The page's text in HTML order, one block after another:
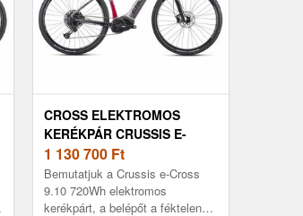
CROSS ELEKTROMOS
KERÉKPÁR CRUSSIS E-
CROSS 9.10 720WH 28" -
2025
1 130 700 Ft
Bemutatjuk a Crussis e-Cross
9.10 720Wh elektromos
kerékpárt, a belépőt a féktelen